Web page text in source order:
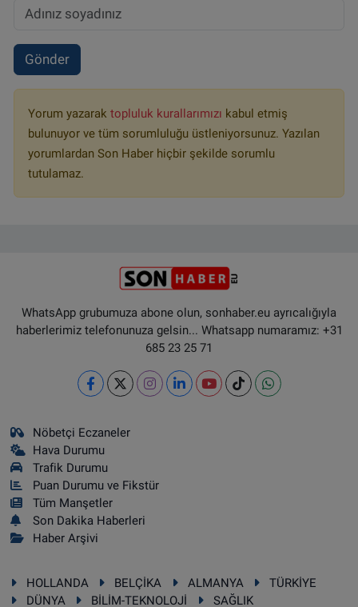
Gönder
Yorum yazarak topluluk kurallarımızı kabul etmiş
bulunuyor ve tüm sorumluluğu üstleniyorsunuz. Yazılan
yorumlardan Son Haber hiçbir şekilde sorumlu
tutulamaz.
WhatsApp grubumuza abone olun, sonhaber.eu ayrıcalığıyla
haberlerimiz telefonunuza gelsin... Whatsapp numaramız: +31
685 23 25 71
Nöbetçi Eczaneler
Hava Durumu
Trafik Durumu
Puan Durumu ve Fikstür
Tüm Manşetler
Son Dakika Haberleri
Haber Arşivi
HOLLANDA BELÇİKA ALMANYA
TÜRKİYE
DÜNYA
BİLİM-TEKNOLOJİ SAĞLIK